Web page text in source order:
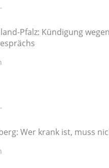
Pfalz: Kündigung
Wer krank ist, muss